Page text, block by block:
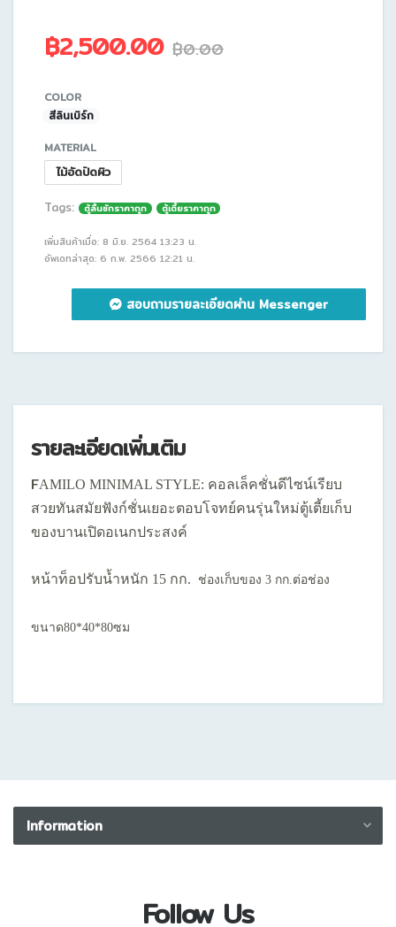
฿2,500.00 ฿0.00
COLOR
สีลินเบิร์ก
MATERIAL
ไม้อัดปิดผิว
Tags:
ตู้ลิ้นชักราคาถูก ตู้เตี้ยราคาถูก
เพิ่มสินค้าเมื่อ: 8 มิ.ย. 2564 13:23 น.
อัพเดทล่าสุด: 6 ก.พ. 2566 12:21 น.
สอบถามรายละเอียดผ่าน Messenger
รายละเอียดเพิ่มเติม
FAMILO MINIMAL STYLE: คอลเล็คชั่นดีไซน์เรียบ
สวยทันสมัยฟังก์ชั่นเยอะตอบโจทย์คนรุ่นใหม่ตู้เตี้ยเก็บ
ของบานเปิดอเนกประสงค์
หน้าท็อปรับน้ำหนัก 15 กก. ช่องเก็บของ 3 กก.ต่อช่อง
ขนาด80*40*80ซม
Information
Follow Us